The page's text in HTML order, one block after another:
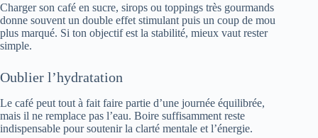
Charger son café en sucre, sirops ou toppings très gourmands
donne souvent un double effet stimulant puis un coup de mou
plus marqué. Si ton objectif est la stabilité, mieux vaut rester
simple.
Oublier l’hydratation
Le café peut tout à fait faire partie d’une journée équilibrée,
mais il ne remplace pas l’eau. Boire suffisamment reste
indispensable pour soutenir la clarté mentale et l’énergie.